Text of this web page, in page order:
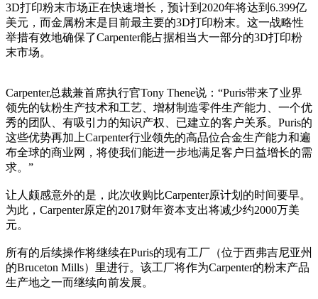
3D打印粉末市场正在快速增长，预计到2020年将达到6.399亿
美元，而金属粉末是目前最主要的3D打印粉末。这一战略性
举措有效地确保了Carpenter能占据相当大一部分的3D打印粉
末市场。
Carpenter总裁兼首席执行官Tony Thene说：“Puris带来了业界
领先的钛粉生产技术和工艺、增材制造零件生产能力、一个优
秀的团队、有吸引力的知识产权、已建立的客户关系。Puris的
这些优势再加上Carpenter行业领先的高品位合金生产能力和遍
布全球的商业网，将使我们能进一步地满足客户日益增长的需
求。”
让人颇感意外的是，此次收购比Carpenter原计划的时间要早。
为此，Carpenter原定的2017财年资本支出将减少约2000万美
元。
所有的后续操作将继续在Puris的现有工厂（位于西弗吉尼亚州
的Bruceton Mills）里进行。该工厂将作为Carpenter的粉末产品
生产地之一而继续向前发展。